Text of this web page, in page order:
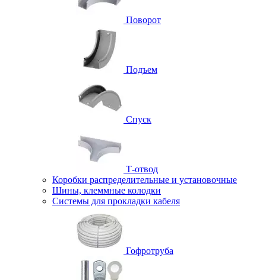
Поворот
Подъем
Спуск
Т-отвод
Коробки распределительные и установочные
Шины, клеммные колодки
Системы для прокладки кабеля
Гофротруба